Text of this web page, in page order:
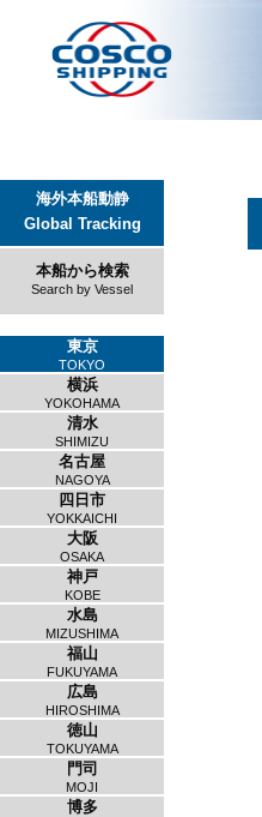
海外本船動静
Global Tracking
本船から検索
Search by Vessel
東京
TOKYO
横浜
YOKOHAMA
清水
SHIMIZU
名古屋
NAGOYA
四日市
YOKKAICHI
大阪
OSAKA
神戸
KOBE
水島
MIZUSHIMA
福山
FUKUYAMA
広島
HIROSHIMA
徳山
TOKUYAMA
門司
MOJI
博多